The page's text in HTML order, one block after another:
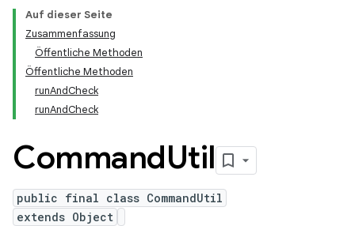
Auf dieser Seite
Zusammenfassung
Öffentliche Methoden
Öffentliche Methoden
runAndCheck
runAndCheck
CommandUtil
public final class CommandUtil
extends Object